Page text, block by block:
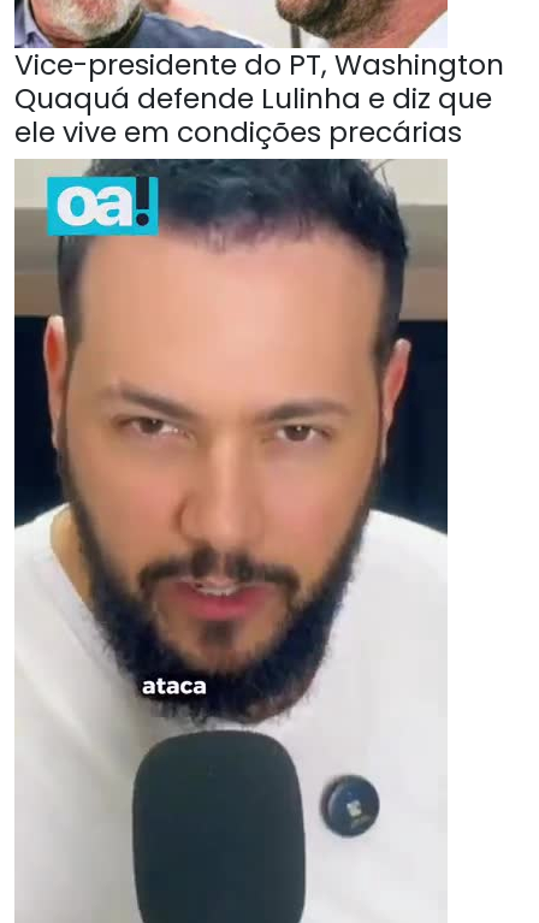
Vice-presidente do PT, Washington
Quaquá defende Lulinha e diz que
ele vive em condições precárias